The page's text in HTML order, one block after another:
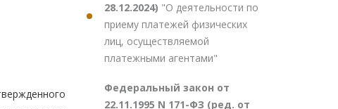
28.12.2024) "О деятельности по
приему платежей физических
лиц, осуществляемой
платежными агентами"
Федеральный закон от
22.11.1995 N 171-ФЗ (ред. от